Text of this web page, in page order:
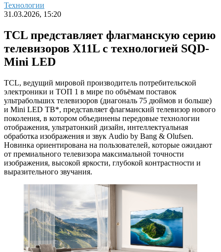
Технологии
31.03.2026, 15:20
TCL представляет флагманскую серию
телевизоров X11L с технологией SQD-
Mini LED
TCL, ведущий мировой производитель потребительской
электроники и ТОП 1 в мире по объёмам поставок
ультрабольших телевизоров (диагональ 75 дюймов и больше)
и Mini LED ТВ*, представляет флагманский телевизор нового
поколения, в котором объединены передовые технологии
отображения, ультратонкий дизайн, интеллектуальная
обработка изображения и звук Audio by Bang & Olufsen.
Новинка ориентирована на пользователей, которые ожидают
от премиального телевизора максимальной точности
изображения, высокой яркости, глубокой контрастности и
выразительного звучания.